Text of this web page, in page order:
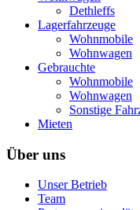
Dethleffs
Lagerfahrzeuge
Wohnmobile
Wohnwagen
Gebrauchte
Wohnmobile
Wohnwagen
Sonstige
Mieten
Über uns
Unser Betrieb
Team